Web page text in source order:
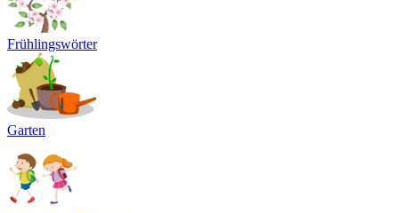
Frühlingswörter
Garten